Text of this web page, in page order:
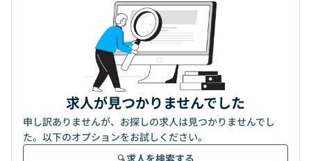
求人が見つかりませんでした
申し訳ありませんが、お探しの求人は見つかりませんでし
た。以下のオプションをお試しください。